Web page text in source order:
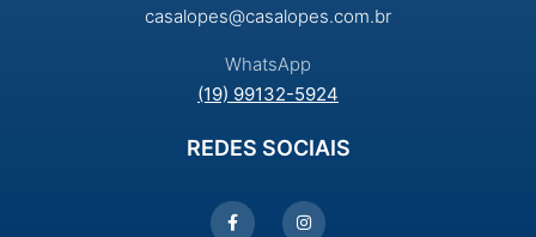
casalopes@casalopes.com.br
WhatsApp
(19) 99132-5924
REDES SOCIAIS